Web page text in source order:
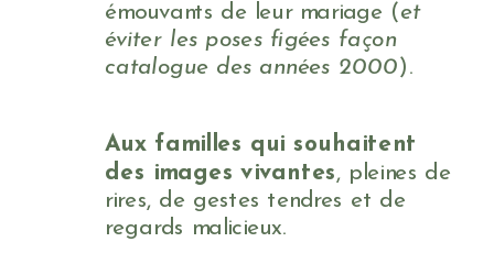
émouvants de leur mariage (et
éviter les poses figées façon
catalogue des années 2000).
Aux familles qui souhaitent
des images vivantes, pleines de
rires, de gestes tendres et de
regards malicieux.